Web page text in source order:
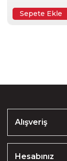
Sepete Ekle
Alışveriş
Hesabınız